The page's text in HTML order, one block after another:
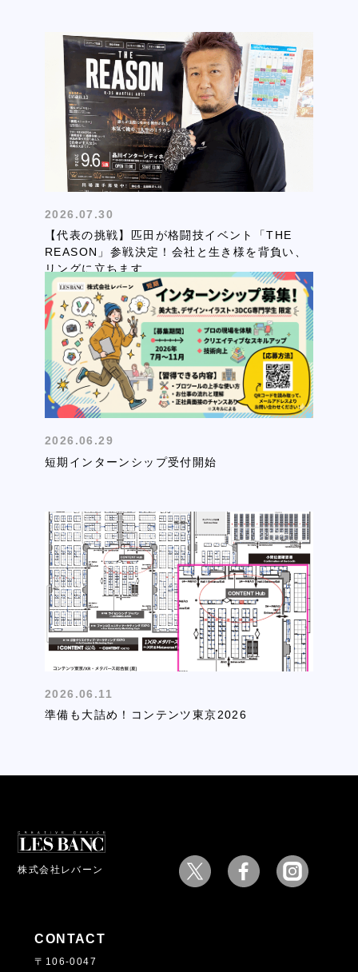
2026.07.30
【代表の挑戦】匹田が格闘技イベント「THE
REASON」参戦決定！会社と生き様を背負い、
リングに立ちます
2026.06.29
短期インターンシップ受付開始
2026.06.11
準備も大詰め！コンテンツ東京2026
株式会社レバーン
CONTACT
〒106-0047